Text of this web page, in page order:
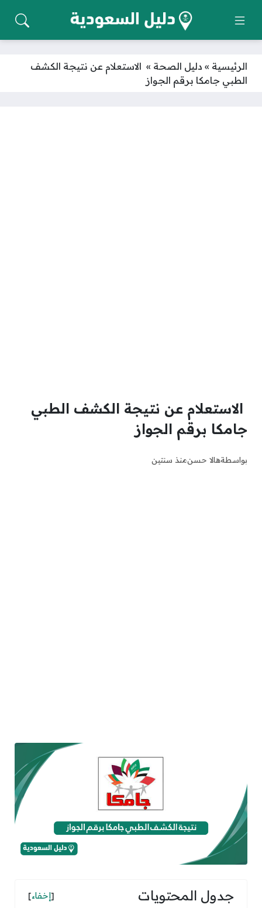
الرئيسية » دليل الصحة » الاستعلام عن نتيجة الكشف
الطبي جامكا برقم الجواز
الاستعلام عن نتيجة الكشف الطبي
جامكا برقم الجواز
بواسطةهالا حسنمنذ سنتين
جدول المحتويات [إخفاء]